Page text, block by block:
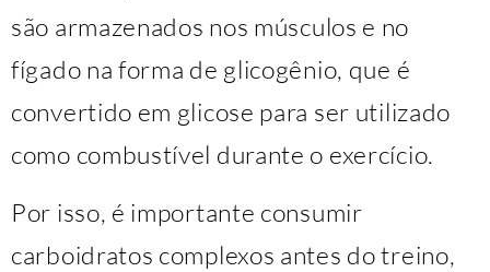
são armazenados nos músculos e no
fígado na forma de glicogênio, que é
convertido em glicose para ser utilizado
como combustível durante o exercício.
Por isso, é importante consumir
carboidratos complexos antes do treino,